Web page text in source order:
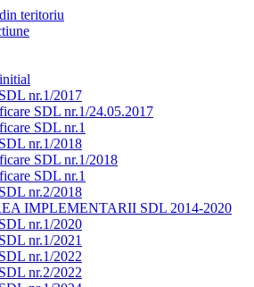
teritoriu
nr.1/2017
SDL nr.1/24.05.2017
SDL nr.1
nr.1/2018
SDL nr.1/2018
SDL nr.1
nr.2/2018
IMPLEMENTARII SDL 2014-2020
nr.1/2020
nr.1/2021
nr.1/2022
nr.2/2022